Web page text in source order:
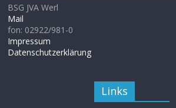
BSG JVA Werl
Mail
fon: 02922/981-0
Impressum
Datenschutzerklärung
Links